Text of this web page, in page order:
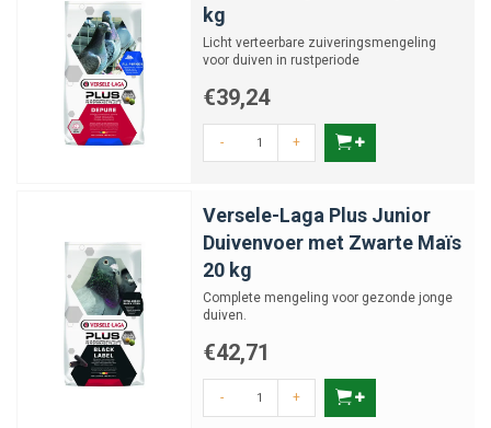
kg
Licht verteerbare zuiveringsmengeling
voor duiven in rustperiode
€39,24
- +
Versele-Laga Plus Junior
Duivenvoer met Zwarte Maïs
20 kg
Complete mengeling voor gezonde jonge
duiven.
€42,71
- +